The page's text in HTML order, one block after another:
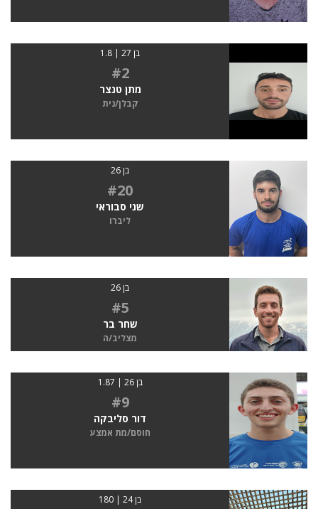
בן 27 | 1.8
#2
מתן טנצר
קבלן/נית
בן 26
#20
שני סבוראי
ליברו
בן 26
#5
שחר בר
מצליב/ה
בן 26 | 1.87
#9
דור סליבקה
חוסם/מת אמצע
בן 24 | 180